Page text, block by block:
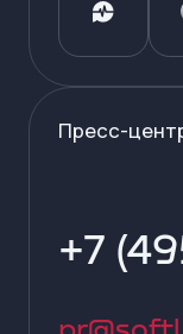
Пресс-
+7